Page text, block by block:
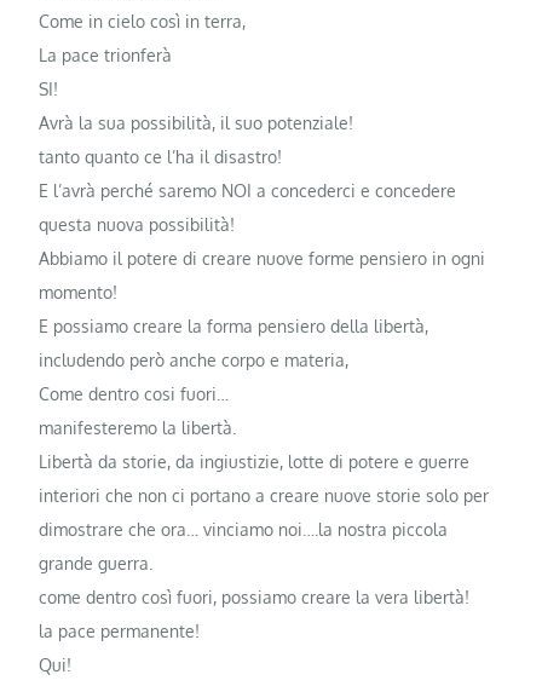
Come in cielo così in terra,
La pace trionferà
SI!
Avrà la sua possibilità, il suo potenziale!
tanto quanto ce l’ha il disastro!
E l’avrà perché saremo NOI a concederci e concedere
questa nuova possibilità!
Abbiamo il potere di creare nuove forme pensiero in ogni
momento!
E possiamo creare la forma pensiero della libertà,
includendo però anche corpo e materia,
Come dentro cosi fuori…
manifesteremo la libertà.
Libertà da storie, da ingiustizie, lotte di potere e guerre
interiori che non ci portano a creare nuove storie solo per
dimostrare che ora… vinciamo noi….la nostra piccola
grande guerra.
come dentro così fuori, possiamo creare la vera libertà!
la pace permanente!
Qui!